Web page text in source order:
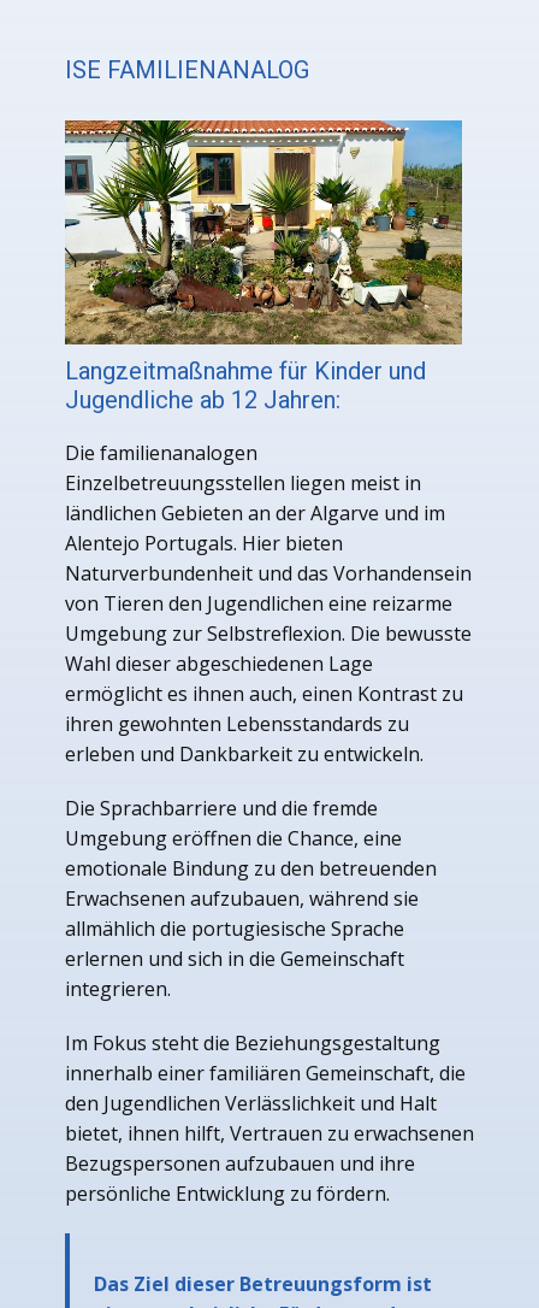
ISE FAMILIENANALOG
Langzeitmaßnahme für Kinder und
Jugendliche ab 12 Jahren:
Die familienanalogen
Einzelbetreuungsstellen liegen meist in
ländlichen Gebieten an der Algarve und im
Alentejo Portugals. Hier bieten
Naturverbundenheit und das Vorhandensein
von Tieren den Jugendlichen eine reizarme
Umgebung zur Selbstreflexion. Die bewusste
Wahl dieser abgeschiedenen Lage
ermöglicht es ihnen auch, einen Kontrast zu
ihren gewohnten Lebensstandards zu
erleben und Dankbarkeit zu entwickeln.
Die Sprachbarriere und die fremde
Umgebung eröffnen die Chance, eine
emotionale Bindung zu den betreuenden
Erwachsenen aufzubauen, während sie
allmählich die portugiesische Sprache
erlernen und sich in die Gemeinschaft
integrieren.
Im Fokus steht die Beziehungsgestaltung
innerhalb einer familiären Gemeinschaft, die
den Jugendlichen Verlässlichkeit und Halt
bietet, ihnen hilft, Vertrauen zu erwachsenen
Bezugspersonen aufzubauen und ihre
persönliche Entwicklung zu fördern.
Das Ziel dieser Betreuungsform ist